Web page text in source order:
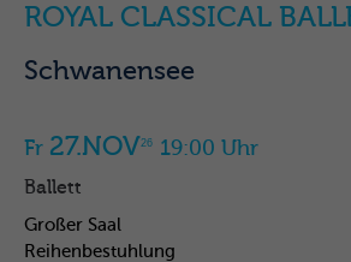
ROYAL CLASSICAL
Schwanensee
Fr 27.NOV26 19:00 Uhr
Ballett
Großer Saal
Reihenbestuhlung